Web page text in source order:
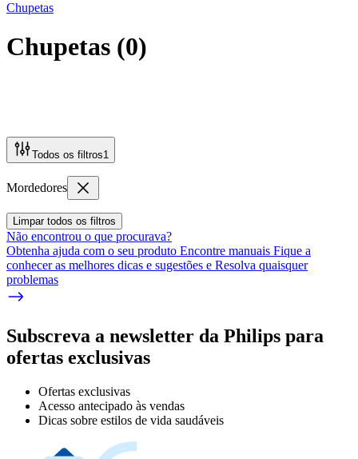
Chupetas
Chupetas (0)
Todos os filtros1
Mordedores
Limpar todos os filtros
Não encontrou o que procurava?
Obtenha ajuda com o seu produto Encontre manuais Fique a
conhecer as melhores dicas e sugestões e Resolva quaisquer
problemas
Subscreva a newsletter da Philips para
ofertas exclusivas
Ofertas exclusivas
Acesso antecipado às vendas
Dicas sobre estilos de vida saudáveis